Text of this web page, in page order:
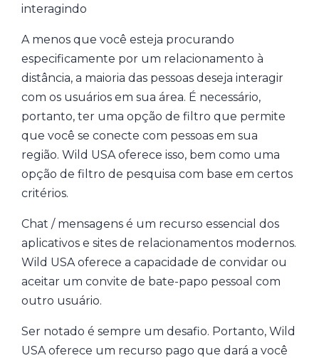
interagindo
A menos que você esteja procurando
especificamente por um relacionamento à
distância, a maioria das pessoas deseja interagir
com os usuários em sua área. É necessário,
portanto, ter uma opção de filtro que permite
que você se conecte com pessoas em sua
região. Wild USA oferece isso, bem como uma
opção de filtro de pesquisa com base em certos
critérios.
Chat / mensagens é um recurso essencial dos
aplicativos e sites de relacionamentos modernos.
Wild USA oferece a capacidade de convidar ou
aceitar um convite de bate-papo pessoal com
outro usuário.
Ser notado é sempre um desafio. Portanto, Wild
USA oferece um recurso pago que dará a você